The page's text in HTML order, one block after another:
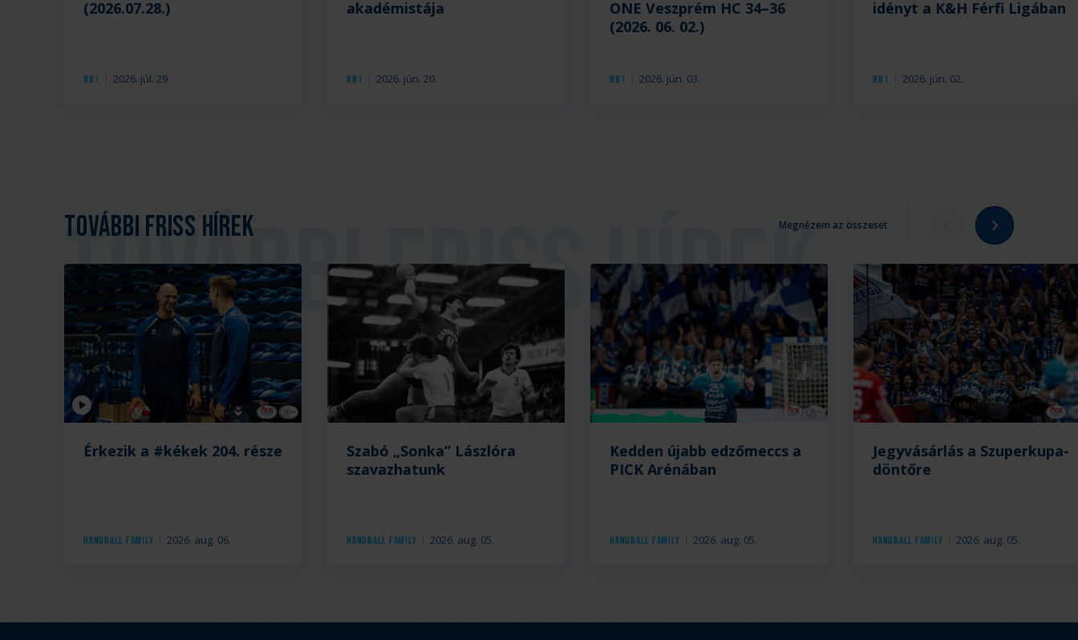
NB I 2026. júl. 29.
(2026.07.28.)
NB I 2026. jún. 20.
akadémistája
NB I 2026. jún. 03.
ONE Veszprém HC 34–36
(2026. 06. 02.)
NB I 2026. jún. 02.
idényt a K&H Férfi Ligában
További friss hírek Megnézem az összeset
Videó
Handball Family 2026. aug. 06.
Érkezik a #kékek 204. része
Handball Family 2026. aug. 05.
Szabó „Sonka” Lászlóra
szavazhatunk
Handball Family 2026. aug. 05.
Kedden újabb edzőmeccs a
PICK Arénában
Handball Family 2026. aug. 05.
Jegyvásárlás a Szuperkupa-
döntőre